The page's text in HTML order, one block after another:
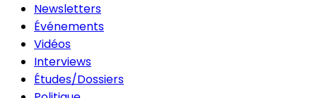
Newsletters
Événements
Vidéos
Interviews
Études/Dossiers